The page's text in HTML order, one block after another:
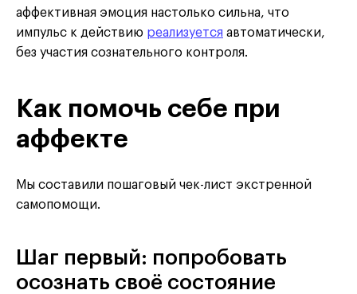
аффективная эмоция настолько сильна, что
импульс к действию реализуется автоматически,
без участия сознательного контроля.
Как помочь себе при
аффекте
Мы составили пошаговый чек-лист экстренной
самопомощи.
Шаг первый: попробовать
осознать своё состояние